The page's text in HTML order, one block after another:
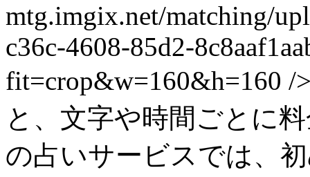
mtg.imgix.net/matching/
c36c-4608-85d2-
fit=crop&w=160&h=160
と、文字や時間ごとに
の占いサービスでは、